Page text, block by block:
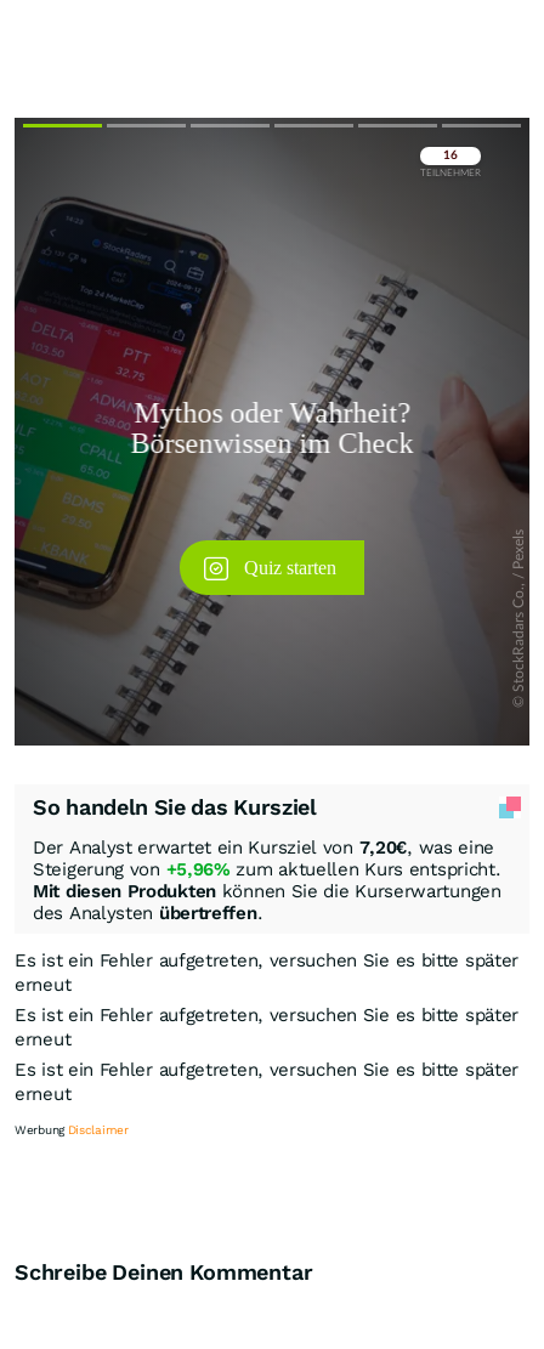
Überspringen
So handeln Sie das Kursziel
Der Analyst erwartet ein Kursziel von 7,20€, was eine
Steigerung von +5,96% zum aktuellen Kurs entspricht.
Mit diesen Produkten können Sie die Kurserwartungen
des Analysten übertreffen.
Es ist ein Fehler aufgetreten, versuchen Sie es bitte später
erneut
Es ist ein Fehler aufgetreten, versuchen Sie es bitte später
erneut
Es ist ein Fehler aufgetreten, versuchen Sie es bitte später
erneut
Werbung Disclaimer
Schreibe Deinen Kommentar